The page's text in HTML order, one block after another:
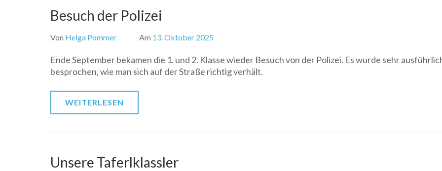
Besuch der Polizei
Von Helga Pommer Am 13. Oktober 2025
Ende September bekamen die 1. und 2. Klasse wieder Besuch von der Polizei. Es wurde sehr
besprochen, wie man sich auf der Straße richtig verhält.
WEITERLESEN
Unsere Taferlklassler